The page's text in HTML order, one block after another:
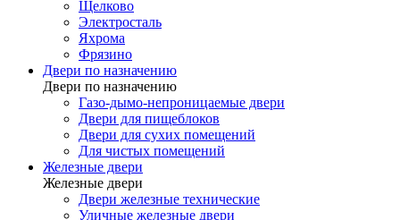
Щелково
Электросталь
Яхрома
Фрязино
Двери по назначению
Двери по назначению
Газо-дымо-непроницаемые двери
Двери для пищеблоков
Двери для сухих помещений
Для чистых помещений
Железные двери
Железные двери
Двери железные технические
Уличные железные двери